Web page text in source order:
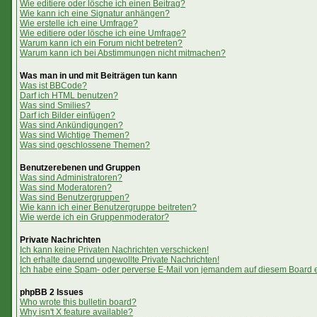
Wie editiere oder lösche ich einen Beitrag?
Wie kann ich eine Signatur anhängen?
Wie erstelle ich eine Umfrage?
Wie editiere oder lösche ich eine Umfrage?
Warum kann ich ein Forum nicht betreten?
Warum kann ich bei Abstimmungen nicht mitmachen?
Was man in und mit Beiträgen tun kann
Was ist BBCode?
Darf ich HTML benutzen?
Was sind Smilies?
Darf ich Bilder einfügen?
Was sind Ankündigungen?
Was sind Wichtige Themen?
Was sind geschlossene Themen?
Benutzerebenen und Gruppen
Was sind Administratoren?
Was sind Moderatoren?
Was sind Benutzergruppen?
Wie kann ich einer Benutzergruppe beitreten?
Wie werde ich ein Gruppenmoderator?
Private Nachrichten
Ich kann keine Privaten Nachrichten verschicken!
Ich erhalte dauernd ungewollte Private Nachrichten!
Ich habe eine Spam- oder perverse E-Mail von jemandem auf diesem Board
phpBB 2 Issues
Who wrote this bulletin board?
Why isn't X feature available?